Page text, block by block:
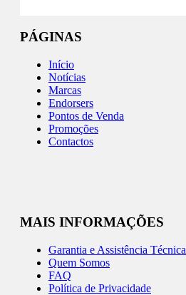
PÁGINAS
Início
Notícias
Marcas
Endorsers
Pontos de Venda
Promoções
Contactos
MAIS INFORMAÇÕES
Garantia e Assistência Técnica
Quem Somos
FAQ
Política de Privacidade